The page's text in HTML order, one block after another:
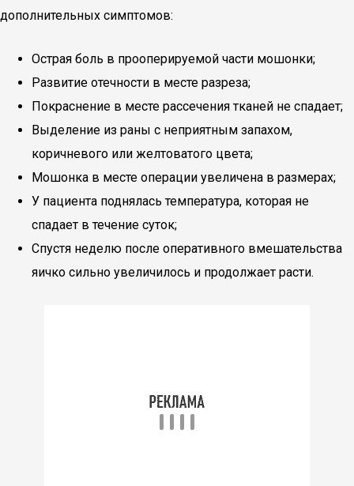
дополнительных симптомов:
Острая боль в прооперируемой части мошонки;
Развитие отечности в месте разреза;
Покраснение в месте рассечения тканей не спадает;
Выделение из раны с неприятным запахом,
коричневого или желтоватого цвета;
Мошонка в месте операции увеличена в размерах;
У пациента поднялась температура, которая не
спадает в течение суток;
Спустя неделю после оперативного вмешательства
яичко сильно увеличилось и продолжает расти.